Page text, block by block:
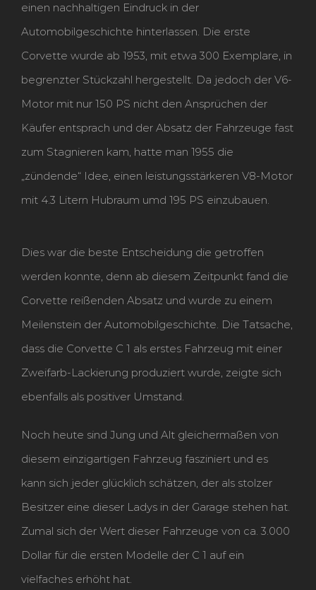
einen nachhaltigen Eindruck in der
Automobilgeschichte hinterlassen. Die erste
Corvette wurde ab 1953, mit etwa 300 Exemplare, in
begrenzter Stückzahl hergestellt. Da jedoch der V6-
Motor mit nur 150 PS nicht den Ansprüchen der
Käufer entsprach und der Absatz der Fahrzeuge fast
zum Stagnieren kam, hatte man 1955 die
„zündende“ Idee, einen leistungsstärkeren V8-Motor
mit 4.3 Litern Hubraum umd 195 PS einzubauen.
Dies war die beste Entscheidung die getroffen
werden konnte, denn ab diesem Zeitpunkt fand die
Corvette reißenden Absatz und wurde zu einem
Meilenstein der Automobilgeschichte. Die Tatsache,
dass die Corvette C 1 als erstes Fahrzeug mit einer
Zweifarb-Lackierung produziert wurde, zeigte sich
ebenfalls als positiver Umstand.
Noch heute sind Jung und Alt gleichermaßen von
diesem einzigartigen Fahrzeug fasziniert und es
kann sich jeder glücklich schätzen, der als stolzer
Besitzer eine dieser Ladys in der Garage stehen hat.
Zumal sich der Wert dieser Fahrzeuge von ca. 3.000
Dollar für die ersten Modelle der C 1 auf ein
vielfaches erhöht hat.